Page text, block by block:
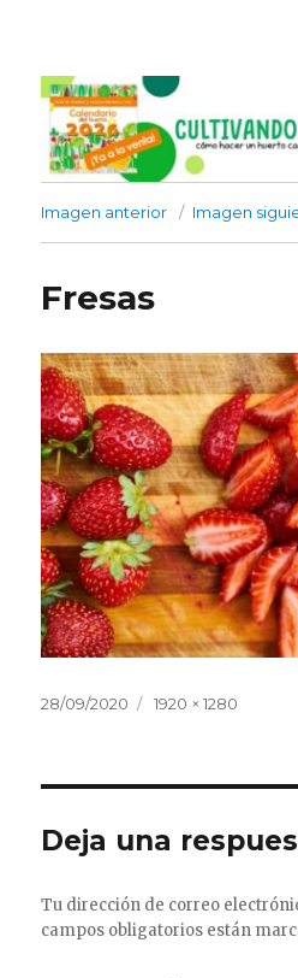
Imagen anterior Imagen
Fresas
Publicado
28/09/2020
Tamaño
1920 × 1280
Deja una
Tu dirección de correo
campos obligatorios están